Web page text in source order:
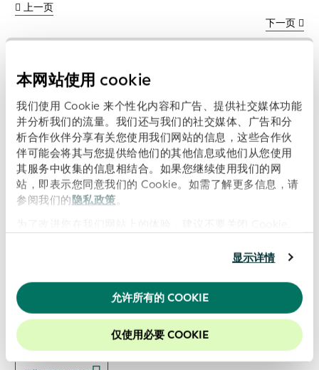
本网站使用 cookie
我们使用 Cookie 来个性化内容和广告、提供社交媒体功能
并分析我们的流量。我们还与我们的社交媒体、广告和分
析合作伙伴分享有关您使用我们网站的信息，这些合作伙
伴可能会将其与您提供给他们的其他信息或他们从您使用
其服务中收集的信息相结合。如果您继续使用我们的网
站，即表示您同意我们的 Cookie。如需了解更多信息，请
参阅我们的隐私政策 。
显示详情
允许所有的 COOKIE
仅使用必要 COOKIE
上一页
下一页
相关报告:
浏览数
下载服务报告
日期: 2026-07-14
下载服务报告